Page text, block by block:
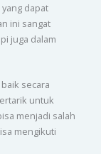
dapat
ini sangat
juga dalam
secara
untuk
menjadi salah
mengikuti